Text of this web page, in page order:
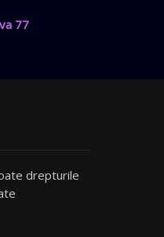
77
drepturile